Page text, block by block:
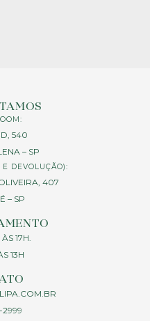
540
– SP
DEVOLUÇÃO):
407
– SP
17H.
13H
2999